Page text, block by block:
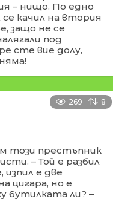
– нищо. По едно
качил на втория
защо не се
под
сте вие долу,
269 8
този престъпник
– Той е разбил
е две
цигара, но е
бутилката ли? –